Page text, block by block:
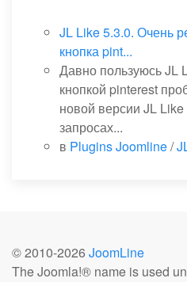
JL Like 5.3.0. Очень
кнопка pint...
Давно пользуюсь JL
кнопкой pinterest
новой версии JL
запросах...
в Plugins Joomline/
© 2010-2026 JoomLine
The Joomla!® name is used